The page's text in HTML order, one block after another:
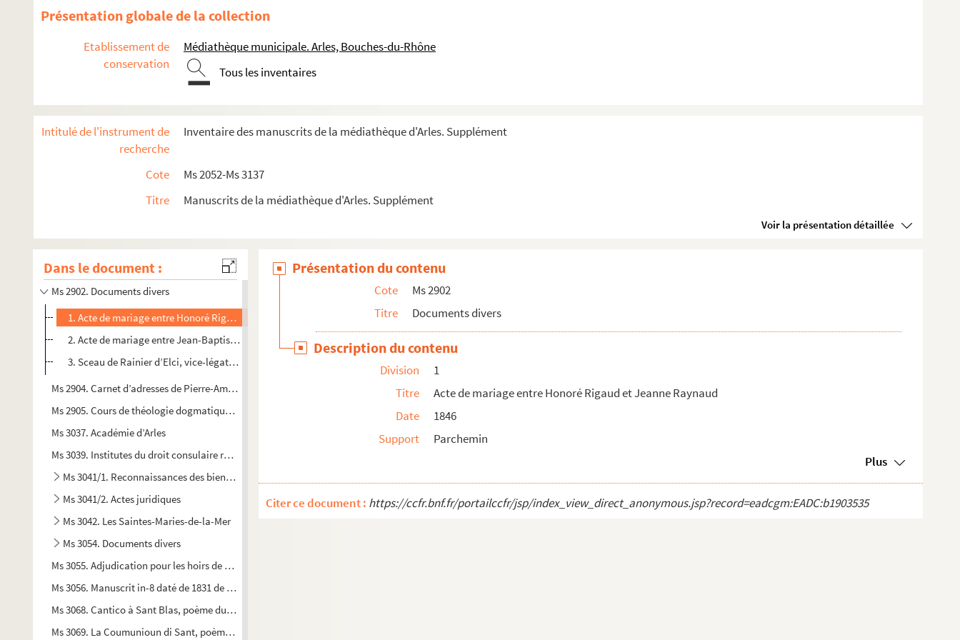
Présentation globale de la collection
Etablissement de
conservation
Médiathèque municipale. Arles, Bouches-du-Rhône
Tous les inventaires
Intitulé de l'instrument de
recherche
Inventaire des manuscrits de la médiathèque d'Arles. Supplément
Cote
Ms 2052-Ms 3137
Titre
Manuscrits de la médiathèque d'Arles. Supplément
Voir la présentation détaillée
Dans le document :
Ms 2705. Le Petit Office de la Vierge. Antiphonaire manuscrit
Ms 2707. Lettre de Fassin aîné relative au projet du canal d’Arles à Bouc, datée de mars 1827, en réponse à u...
Ms 2826. Catalogue occitan par Edmond Lefèvre commencé en 1933
Ms 2828. Jean-Pierré vengu dé brest ou cé qué espéravian pas : intermède provençal par le sieur B. Bonneville...
Ms 2829. Carnet de notes diverses, 1530-1759
Ms 2832. Livre des reconnaissances de la paroisse Saint-Julien et Saint-Antoine d’Arles
Ms 2842. Extrait d’acte passé entre les syndics du Corps de Boymaux forains pour Antoine Laugier
Ms 2899. Divers documents
Ms 2900. Divers documents
Ms 2902. Documents divers
1. Acte de mariage entre Honoré Rigaud et Jeanne Raynaud
2. Acte de mariage entre Jean-Baptiste Mathieu Sébastien Sias et Rosalie Bonnevay
3. Sceau de Rainier d’Elci, vice-légat à Avignon (1719-1731),sceau du pape Benoit XIII
Ms 2904. Carnet d’adresses de Pierre-Amédée Pichot
Ms 2905. Cours de théologie dogmatique signée Robert de Longevialle
Ms 3037. Académie d’Arles
Ms 3039. Institutes du droit consulaire recueillies par Jean Antoine Blandine juge de la jurisdiction consula...
Ms 3041/1. Reconnaissances des biens fonciers en faveur de la chapellenie Notre-Dame fondée dans l’église Notre...
Ms 3041/2. Actes juridiques
Ms 3042. Les Saintes-Maries-de-la-Mer
Ms 3054. Documents divers
Ms 3055. Adjudication pour les hoirs de M. Jean-Baptiste Charles Simon d’une maison section D, île 35 rue Por...
Ms 3056. Manuscrit in-8 daté de 1831 de 174 pages. Copie d’époque de 15 lettres écrites par Henri-Louis-Miche...
Ms 3068. Cantico à Sant Blas, poème du chanoir Ferrier, musique de Joseph Dagand. Partition manuscrite
Ms 3069. La Coumunioun di Sant, poème de Frédéric Mistral, adaptation musicale de Joseph Dagand pour orchestr...
Présentation du contenu
Cote
Ms 2902
Titre
Documents divers
Description du contenu
Division
1
Titre
Acte de mariage entre Honoré Rigaud et Jeanne Raynaud
Date
1846
Support
Parchemin
Plus
Citer ce document : https://ccfr.bnf.fr/portailccfr/jsp/index_view_direct_anonymous.jsp?record=eadcgm:EADC:b1903535